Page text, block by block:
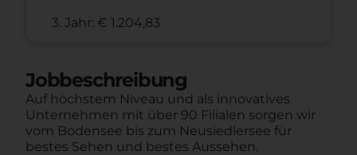
3. Jahr: € 1.204,83
Jobbeschreibung
Auf höchstem Niveau und als innovatives
Unternehmen mit über 90 Filialen sorgen wir
vom Bodensee bis zum Neusiedlersee für
bestes Sehen und bestes Aussehen.